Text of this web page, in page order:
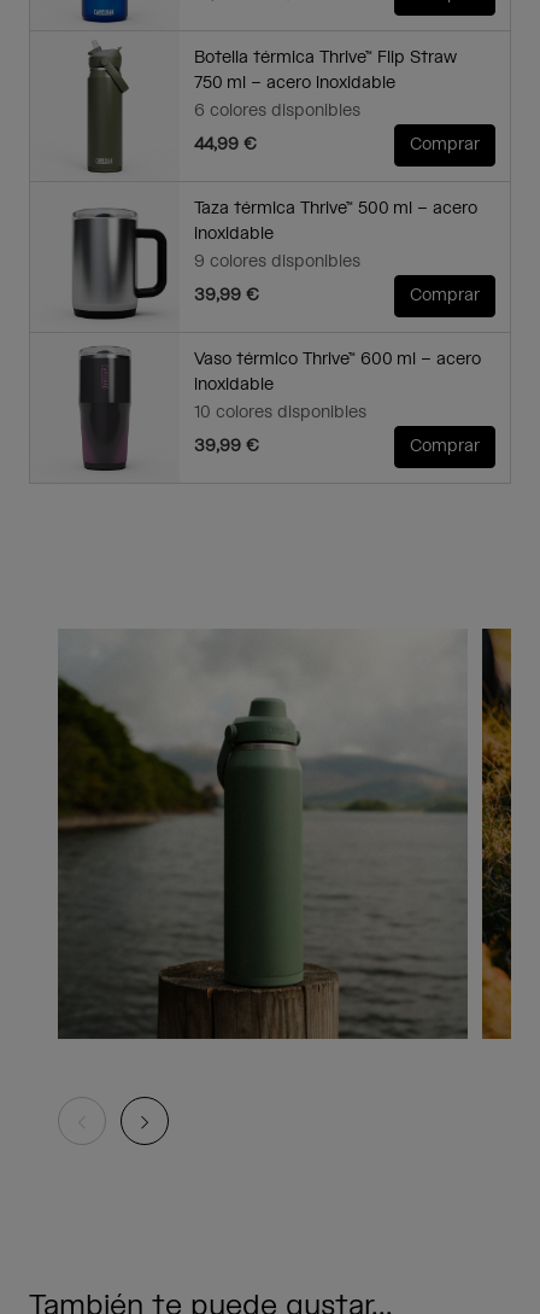
Botella térmica Thrive™ Flip Straw
750 ml – acero inoxidable
6 colores disponibles
44,99 €
Comprar
Taza térmica Thrive™ 500 ml – acero
inoxidable
9 colores disponibles
39,99 €
Comprar
Vaso térmico Thrive™ 600 ml – acero
inoxidable
10 colores disponibles
39,99 €
Comprar
También te puede gustar...